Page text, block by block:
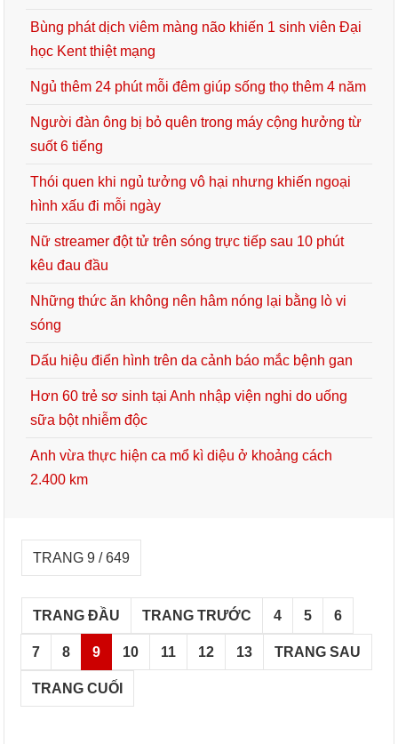
Bùng phát dịch viêm màng não khiến 1 sinh viên Đại
học Kent thiệt mạng
Ngủ thêm 24 phút mỗi đêm giúp sống thọ thêm 4 năm
Người đàn ông bị bỏ quên trong máy cộng hưởng từ
suốt 6 tiếng
Thói quen khi ngủ tưởng vô hại nhưng khiến ngoại
hình xấu đi mỗi ngày
Nữ streamer đột tử trên sóng trực tiếp sau 10 phút
kêu đau đầu
Những thức ăn không nên hâm nóng lại bằng lò vi
sóng
Dấu hiệu điển hình trên da cảnh báo mắc bệnh gan
Hơn 60 trẻ sơ sinh tại Anh nhập viện nghi do uống
sữa bột nhiễm độc
Anh vừa thực hiện ca mổ kì diệu ở khoảng cách
2.400 km
TRANG 9 / 649
TRANG ĐẦU TRANG TRƯỚC 4 5 6
7 8 9 10 11 12 13 TRANG SAU
TRANG CUỐI